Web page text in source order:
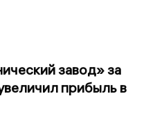
завод» за
прибыль в